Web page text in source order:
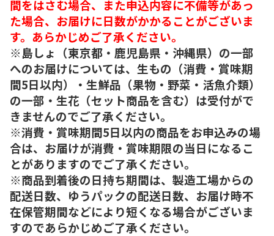
間をはさむ場合、また申込内容に不備等があっ
た場合、お届けに日数がかかることがございま
す。あらかじめご了承ください。
※島しょ（東京都・鹿児島県・沖縄県）の一部
へのお届けについては、生もの（消費・賞味期
間5日以内）・生鮮品（果物・野菜・活魚介類）
の一部・生花（セット商品を含む）は受付がで
きませんのでご了承ください。
※消費・賞味期間5日以内の商品をお申込みの場
合は、お届けが消費・賞味期限の当日になるこ
とがありますのでご了承ください。
※商品到着後の日持ち期間は、製造工場からの
配送日数、ゆうパックの配送日数、お届け時不
在保管期間などにより短くなる場合がございま
すのであらかじめご了承ください。